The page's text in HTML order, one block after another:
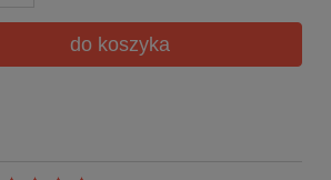
do koszyka